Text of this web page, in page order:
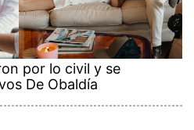
por lo civil y se
De Obaldía